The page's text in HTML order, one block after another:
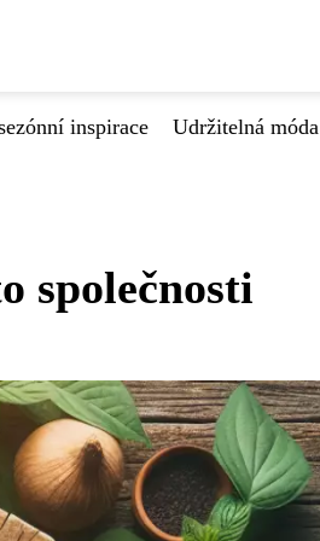
inspirace Udržitelná móda
společnosti